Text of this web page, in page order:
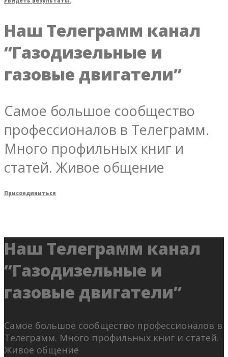
Наш Телеграмм канал
“Газодизельные и
газовые двигатели”
Самое большое сообщество
профессионалов в Телеграмм.
Много профильных книг и
статей. Живое общение
Присоединиться
Наш Телеграмм канал
“Газодизельные и
газовые двигатели”
Самое большое сообщество профессионалов в
Телеграмм. Много профильных книг и статей.
Живое общение